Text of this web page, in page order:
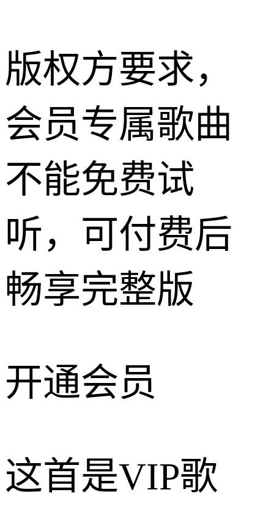
版权方要求，
会员专属歌曲
不能免费试
听，可付费后
畅享完整版
开通会员
这首是VIP歌